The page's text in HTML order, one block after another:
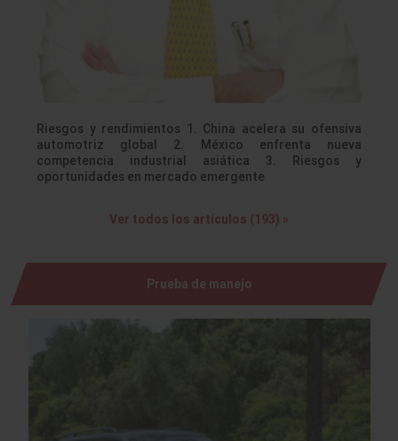
Riesgos y rendimientos 1. China acelera su ofensiva
automotriz global 2. México enfrenta nueva
competencia industrial asiática 3. Riesgos y
oportunidades en mercado emergente
Ver todos los artículos (193) »
Prueba de manejo